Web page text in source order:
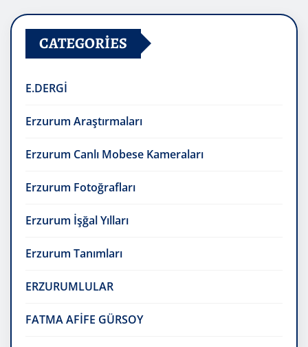
CATEGORIES
E.DERGİ
Erzurum Araştırmaları
Erzurum Canlı Mobese Kameraları
Erzurum Fotoğrafları
Erzurum İşğal Yılları
Erzurum Tanımları
ERZURUMLULAR
FATMA AFİFE GÜRSOY